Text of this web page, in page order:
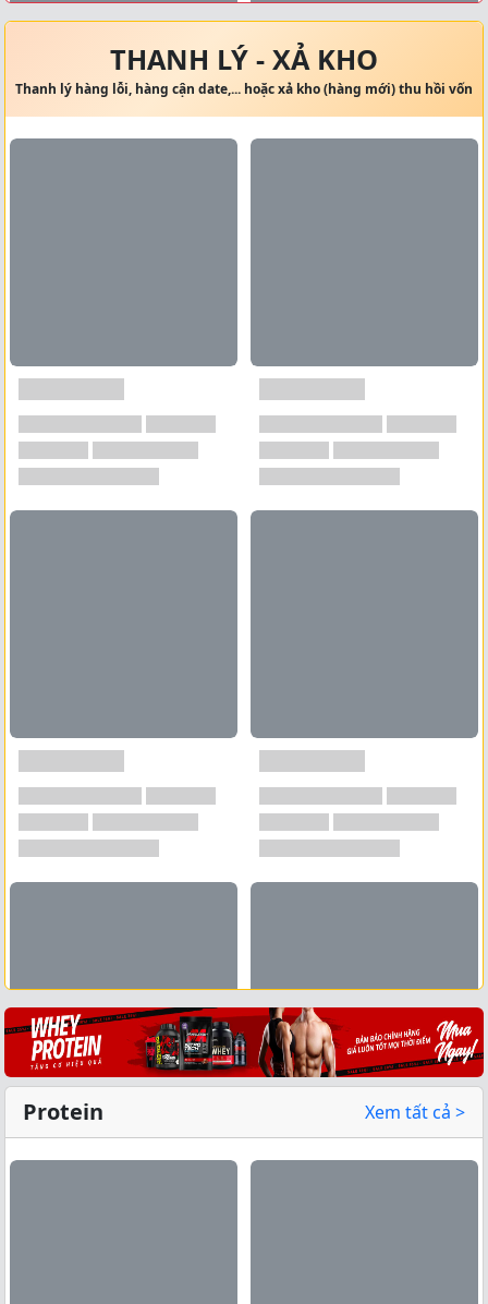
Xem tất cả →
THANH LÝ - XẢ KHO
Thanh lý hàng lỗi, hàng cận date,... hoặc xả kho (hàng mới) thu hồi vốn
Protein Xem tất cả >